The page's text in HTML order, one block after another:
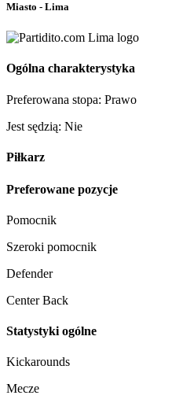
Miasto - Lima
Ogólna charakterystyka
Preferowana stopa: Prawo
Jest sędzią: Nie
Piłkarz
Preferowane pozycje
Pomocnik
Szeroki pomocnik
Defender
Center Back
Statystyki ogólne
Kickarounds
Mecze